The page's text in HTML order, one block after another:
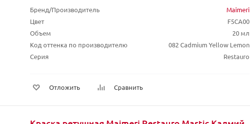
Бренд/Производитель
Maimeri
Цвет
F5CA00
Объем
20 мл
Код оттенка по производителю
082 Cadmium Yellow Lemon
Серия
Restauro
Отложить Сравнить